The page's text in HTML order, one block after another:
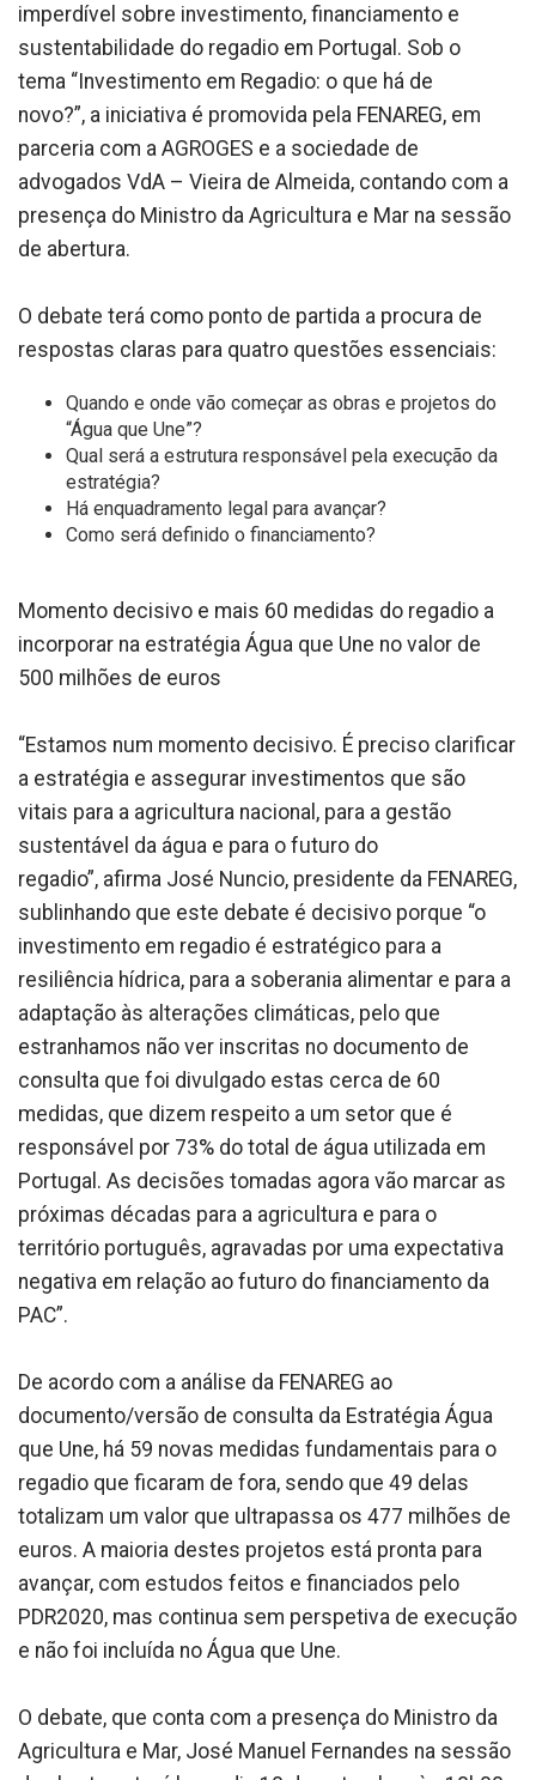
imperdível sobre investimento, financiamento e
sustentabilidade do regadio em Portugal. Sob o
tema “Investimento em Regadio: o que há de
novo?”, a iniciativa é promovida pela FENAREG, em
parceria com a AGROGES e a sociedade de
advogados VdA – Vieira de Almeida, contando com a
presença do Ministro da Agricultura e Mar na sessão
de abertura.
O debate terá como ponto de partida a procura de
respostas claras para quatro questões essenciais:
Quando e onde vão começar as obras e projetos do
“Água que Une”?
Qual será a estrutura responsável pela execução da
estratégia?
Há enquadramento legal para avançar?
Como será definido o financiamento?
Momento decisivo e mais 60 medidas do regadio a
incorporar na estratégia Água que Une no valor de
500 milhões de euros
“Estamos num momento decisivo. É preciso clarificar
a estratégia e assegurar investimentos que são
vitais para a agricultura nacional, para a gestão
sustentável da água e para o futuro do
regadio”, afirma José Nuncio, presidente da FENAREG,
sublinhando que este debate é decisivo porque “o
investimento em regadio é estratégico para a
resiliência hídrica, para a soberania alimentar e para a
adaptação às alterações climáticas, pelo que
estranhamos não ver inscritas no documento de
consulta que foi divulgado estas cerca de 60
medidas, que dizem respeito a um setor que é
responsável por 73% do total de água utilizada em
Portugal. As decisões tomadas agora vão marcar as
próximas décadas para a agricultura e para o
território português, agravadas por uma expectativa
negativa em relação ao futuro do financiamento da
PAC”.
De acordo com a análise da FENAREG ao
documento/versão de consulta da Estratégia Água
que Une, há 59 novas medidas fundamentais para o
regadio que ficaram de fora, sendo que 49 delas
totalizam um valor que ultrapassa os 477 milhões de
euros. A maioria destes projetos está pronta para
avançar, com estudos feitos e financiados pelo
PDR2020, mas continua sem perspetiva de execução
e não foi incluída no Água que Une.
O debate, que conta com a presença do Ministro da
Agricultura e Mar, José Manuel Fernandes na sessão